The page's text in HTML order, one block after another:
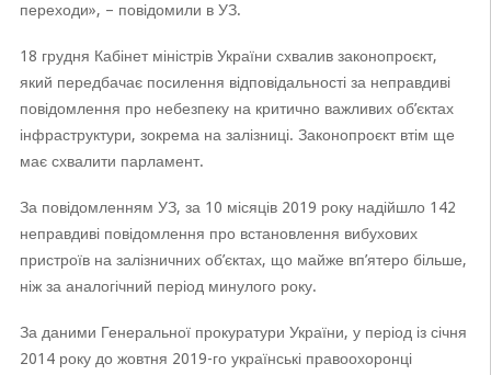
переходи», – повідомили в УЗ.
18 грудня Кабінет міністрів України схвалив законопроєкт,
який передбачає посилення відповідальності за неправдиві
повідомлення про небезпеку на критично важливих об’єктах
інфраструктури, зокрема на залізниці. Законопроєкт втім ще
має схвалити парламент.
За повідомленням УЗ, за 10 місяців 2019 року надійшло 142
неправдиві повідомлення про встановлення вибухових
пристроїв на залізничних об’єктах, що майже вп’ятеро більше,
ніж за аналогічний період минулого року.
За даними Генеральної прокуратури України, у період із січня
2014 року до жовтня 2019-го українські правоохоронці